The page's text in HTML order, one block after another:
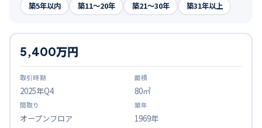
築5年以内 築11〜20年 築21〜30年 築31年以上
2025年Q4
5,400万円
80㎡
オープンフロア 1969年